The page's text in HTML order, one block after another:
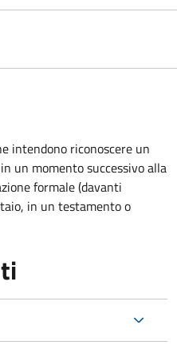
intendono riconoscere un
un momento successivo alla
formale (davanti
in un testamento o